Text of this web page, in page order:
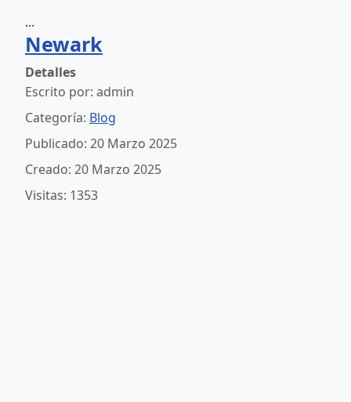
...
Newark
Detalles
Escrito por: admin
Categoría: Blog
Publicado: 20 Marzo 2025
Creado: 20 Marzo 2025
Visitas: 1353